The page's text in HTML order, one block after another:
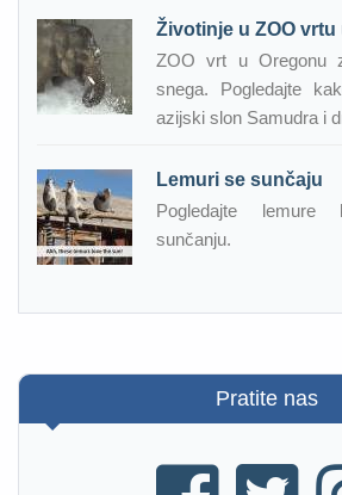
Životinje u ZOO
ZOO vrt u Oregonu
snega. Pogledajte
azijski slon Samudra i
Lemuri se sunčaju
Pogledajte
sunčanju.
Pratite nas